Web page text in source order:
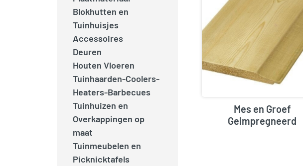
Blokhutten en
Tuinhuisjes
Accessoires
Deuren
Houten Vloeren
Tuinhaarden-Coolers-
Heaters-Barbecues
Tuinhuizen en
Overkappingen op
maat
Tuinmeubelen en
Picknicktafels
Mes en Groef
Geimpregneerd